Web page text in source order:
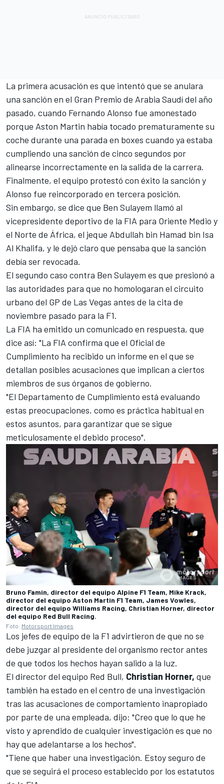
La primera acusación es que intentó que se anulara
una sanción en el Gran Premio de Arabia Saudí del año
pasado, cuando Fernando Alonso fue amonestado
porque Aston Martin había tocado prematuramente su
coche durante una parada en boxes cuando ya estaba
cumpliendo una sanción de cinco segundos por
alinearse incorrectamente en la salida de la carrera.
Finalmente, el equipo protestó con éxito la sanción y
Alonso fue reincorporado en tercera posición.
Sin embargo, se dice que Ben Sulayem llamó al
vicepresidente deportivo de la FIA para Oriente Medio y
el Norte de África, el jeque Abdullah bin Hamad bin Isa
Al Khalifa, y le dejó claro que pensaba que la sanción
debía ser revocada.
El segundo caso contra Ben Sulayem es que presionó a
las autoridades para que no homologaran el circuito
urbano del GP de Las Vegas antes de la cita de
noviembre pasado para la F1.
La FIA ha emitido un comunicado en respuesta, que
dice así: "La FIA confirma que el Oficial de
Cumplimiento ha recibido un informe en el que se
detallan posibles acusaciones que implican a ciertos
miembros de sus órganos de gobierno.
"El Departamento de Cumplimiento está evaluando
estas preocupaciones, como es práctica habitual en
estos asuntos, para garantizar que se sigue
meticulosamente el debido proceso".
Bruno Famin, director del equipo Alpine F1 Team, Mike Krack,
director del equipo Aston Martin F1 Team, James Vowles,
director del equipo Williams Racing, Christian Horner, director
del equipo Red Bull Racing.
Foto: Motorsport Images
Los jefes de equipo de la F1 advirtieron de que no se
debe juzgar al presidente del organismo rector antes
de que todos los hechos hayan salido a la luz.
El director del equipo Red Bull, Christian Horner, que
también ha estado en el centro de una investigación
tras las acusaciones de comportamiento inapropiado
por parte de una empleada, dijo: "Creo que lo que he
visto y aprendido de cualquier investigación es que no
hay que adelantarse a los hechos".
"Tiene que haber una investigación. Estoy seguro de
que se seguirá el proceso establecido por los estatutos